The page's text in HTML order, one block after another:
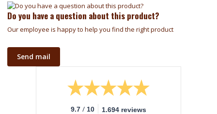
Do you have a question about this product?
Our employee is happy to help you find the right product
Send mail
9.7 / 10 1.694 reviews